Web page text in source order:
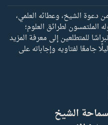
دعوة الشيخ، وعطائه العلمي،
الملتمسون لطرائق العلوم؛
للمتطلعين إلى معرفة المزيد
جامعًا لفتاويه وإجاباته على
الشيخ